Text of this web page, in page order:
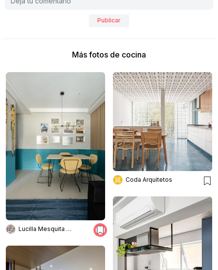
Publicar
Más fotos de cocina
Lucilla Mesquita Arquitetura e Interiores
Coda Arquitetos